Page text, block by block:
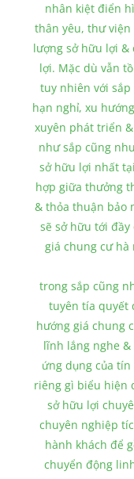
nhân kiệt điển
thân yêu, thư
lượng sở hữu lợi
lợi. Mặc dù vẫn
tuy nhiên với
hạn nghỉ, xu
xuyên phát triển
như sắp cũng
sở hữu lợi nhất
hợp giữa thưởng
& thỏa thuận bảo
sẽ sở hữu tới
giá chung cư
trong sắp cũng
tuyên tía quyết
hướng giá chung
lĩnh lắng nghe
ứng dụng của
riêng gì biểu hiện
sở hữu lợi
chuyên nghiệp
hành khách để
chuyển động